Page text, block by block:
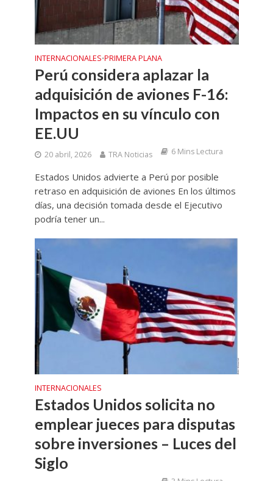
INTERNACIONALES•PRIMERA PLANA
Perú considera aplazar la
adquisición de aviones F-16:
Impactos en su vínculo con
EE.UU
20 abril, 2026 TRA Noticias 6 Mins Lectura
Estados Unidos advierte a Perú por posible
retraso en adquisición de aviones En los últimos
días, una decisión tomada desde el Ejecutivo
podría tener un...
INTERNACIONALES
Estados Unidos solicita no
emplear jueces para disputas
sobre inversiones – Luces del
Siglo